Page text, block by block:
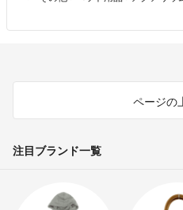
ページの
注目ブランド一覧